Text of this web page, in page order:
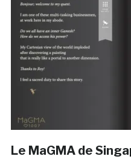
Le MaGMA de